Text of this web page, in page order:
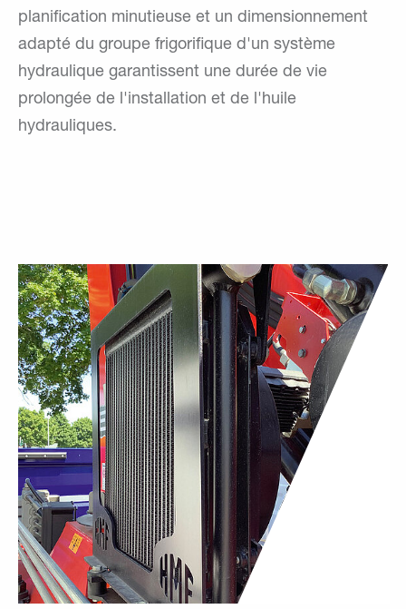
planification minutieuse et un dimensionnement
adapté du groupe frigorifique d'un système
hydraulique garantissent une durée de vie
prolongée de l'installation et de l'huile
hydrauliques.